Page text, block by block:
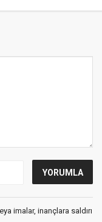
imalar, inançlara saldırı